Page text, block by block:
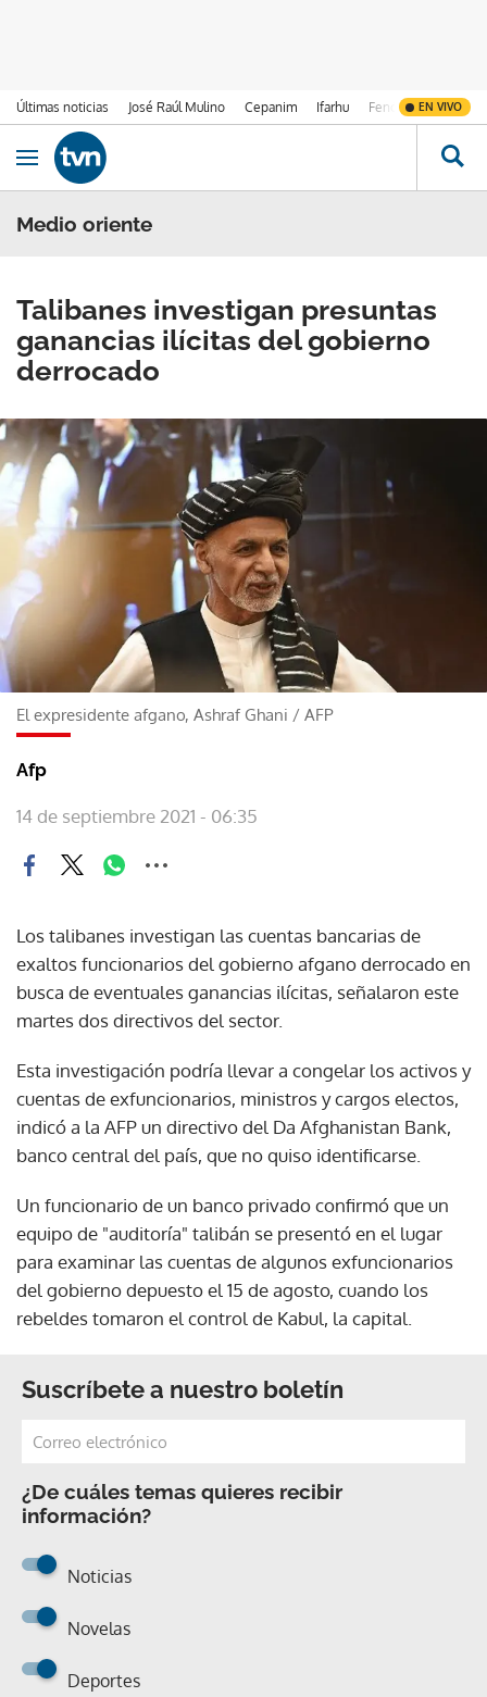
Últimas noticias José Raúl Mulino Cepanim Ifarhu Fenómeno de El
EN VIVO
Ir al contenido
Obrir navegació
Medio oriente
Talibanes investigan presuntas
ganancias ilícitas del gobierno
derrocado
El expresidente afgano, Ashraf Ghani / AFP
Afp
14 de septiembre 2021 - 06:35
Los talibanes investigan las cuentas bancarias de
exaltos funcionarios del gobierno afgano derrocado en
busca de eventuales ganancias ilícitas, señalaron este
martes dos directivos del sector.
Esta investigación podría llevar a congelar los activos y
cuentas de exfuncionarios, ministros y cargos electos,
indicó a la AFP un directivo del Da Afghanistan Bank,
banco central del país, que no quiso identificarse.
Un funcionario de un banco privado confirmó que un
equipo de "auditoría" talibán se presentó en el lugar
para examinar las cuentas de algunos exfuncionarios
del gobierno depuesto el 15 de agosto, cuando los
rebeldes tomaron el control de Kabul, la capital.
Suscríbete a nuestro boletín
¿De cuáles temas quieres recibir
información?
Noticias
Novelas
Deportes